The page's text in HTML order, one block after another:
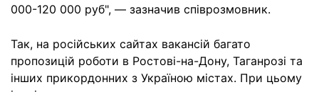
000-120 000 руб", — зазначив співрозмовник.
Так, на російських сайтах вакансій багато
пропозицій роботи в Ростові-на-Дону, Таганрозі та
інших прикордонних з Україною містах. При цьому